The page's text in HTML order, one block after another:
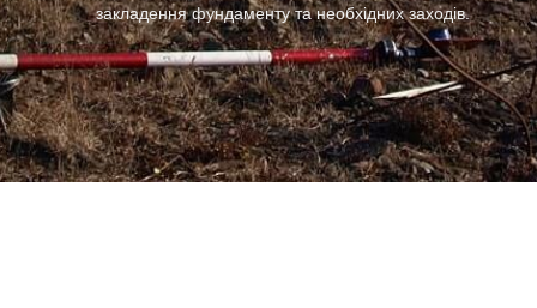
закладення фундаменту та необхідних заходів.